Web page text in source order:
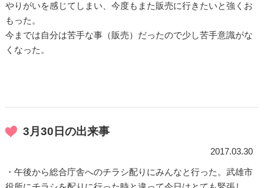
やりがいを感じてしまい、今度もまた販売に行きたいと強くお
もった。
今までは自分は苦手な事（販売）だったので少し苦手意識がな
くなった。
3月30日の出来事
2017.03.30
・午後から総合庁舎へのチラシ配りにみんなと行った。武雄市